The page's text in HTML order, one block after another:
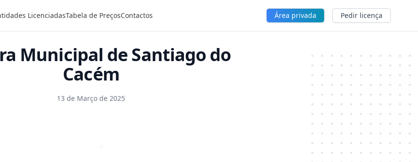
LicenciadasTabela de PreçosContactos Área privada Pedir licença
Municipal de Santiago do
Cacém
13 de Março de 2025